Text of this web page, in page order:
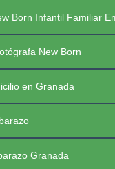
al
contenido
Born Infantil Familiar
New Born
en Granada
Granada